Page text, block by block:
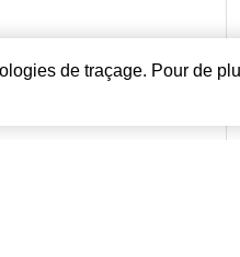
de traçage. Pour de